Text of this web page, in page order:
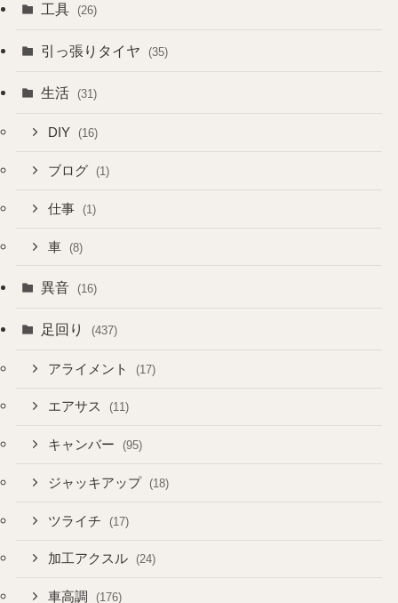
工具 (26)
引っ張りタイヤ (35)
生活 (31)
DIY (16)
ブログ (1)
仕事 (1)
車 (8)
異音 (16)
足回り (437)
アライメント (17)
エアサス (11)
キャンバー (95)
ジャッキアップ (18)
ツライチ (17)
加工アクスル (24)
車高調 (176)